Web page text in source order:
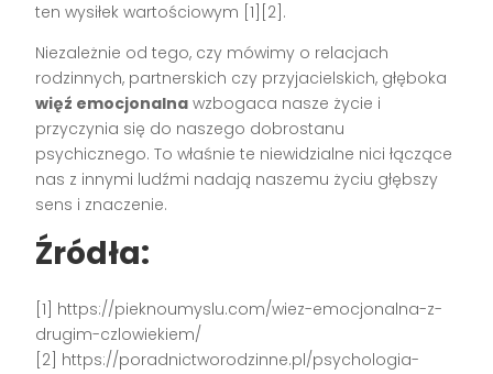
ten wysiłek wartościowym [1][2].
Niezależnie od tego, czy mówimy o relacjach
rodzinnych, partnerskich czy przyjacielskich, głęboka
więź emocjonalna wzbogaca nasze życie i
przyczynia się do naszego dobrostanu
psychicznego. To właśnie te niewidzialne nici łączące
nas z innymi ludźmi nadają naszemu życiu głębszy
sens i znaczenie.
Źródła:
[1] https://pieknoumyslu.com/wiez-emocjonalna-z-
drugim-czlowiekiem/
[2] https://poradnictworodzinne.pl/psychologia-